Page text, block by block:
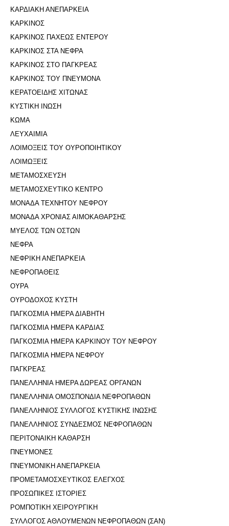
ΚΑΡΔΙΑΚΗ ΑΝΕΠΑΡΚΕΙΑ
ΚΑΡΚΙΝΟΣ
ΚΑΡΚΙΝΟΣ ΠΑΧΕΩΣ ΕΝΤΕΡΟΥ
ΚΑΡΚΙΝΟΣ ΣΤΑ ΝΕΦΡΑ
ΚΑΡΚΙΝΟΣ ΣΤΟ ΠΑΓΚΡΕΑΣ
ΚΑΡΚΙΝΟΣ ΤΟΥ ΠΝΕΥΜΟΝΑ
ΚΕΡΑΤΟΕΙΔΗΣ ΧΙΤΩΝΑΣ
ΚΥΣΤΙΚΗ ΙΝΩΣΗ
ΚΩΜΑ
ΛΕΥΧΑΙΜΙΑ
ΛΟΙΜΟΞΕΙΣ ΤΟΥ ΟΥΡΟΠΟΙΗΤΙΚΟΥ
ΛΟΙΜΩΞΕΙΣ
ΜΕΤΑΜΟΣΧΕΥΣΗ
ΜΕΤΑΜΟΣΧΕΥΤΙΚΟ ΚΕΝΤΡΟ
ΜΟΝΑΔΑ ΤΕΧΝΗΤΟΥ ΝΕΦΡΟΥ
ΜΟΝΑΔΑ ΧΡΟΝΙΑΣ ΑΙΜΟΚΑΘΑΡΣΗΣ
ΜΥΕΛΟΣ ΤΩΝ ΟΣΤΩΝ
ΝΕΦΡΑ
ΝΕΦΡΙΚΗ ΑΝΕΠΑΡΚΕΙΑ
ΝΕΦΡΟΠΑΘΕΙΣ
ΟΥΡΑ
ΟΥΡΟΔΟΧΟΣ ΚΥΣΤΗ
ΠΑΓΚΟΣΜΙΑ ΗΜΕΡΑ ΔΙΑΒΗΤΗ
ΠΑΓΚΟΣΜΙΑ ΗΜΕΡΑ ΚΑΡΔΙΑΣ
ΠΑΓΚΟΣΜΙΑ ΗΜΕΡΑ ΚΑΡΚΙΝΟΥ ΤΟΥ ΝΕΦΡΟΥ
ΠΑΓΚΟΣΜΙΑ ΗΜΕΡΑ ΝΕΦΡΟΥ
ΠΑΓΚΡΕΑΣ
ΠΑΝΕΛΛΗΝΙΑ ΗΜΕΡΑ ΔΩΡΕΑΣ ΟΡΓΑΝΩΝ
ΠΑΝΕΛΛΗΝΙΑ ΟΜΟΣΠΟΝΔΙΑ ΝΕΦΡΟΠΑΘΩΝ
ΠΑΝΕΛΛΗΝΙΟΣ ΣΥΛΛΟΓΟΣ ΚΥΣΤΙΚΗΣ ΙΝΩΣΗΣ
ΠΑΝΕΛΛΗΝΙΟΣ ΣΥΝΔΕΣΜΟΣ ΝΕΦΡΟΠΑΘΩΝ
ΠΕΡΙΤΟΝΑΙΚΗ ΚΑΘΑΡΣΗ
ΠΝΕΥΜΟΝΕΣ
ΠΝΕΥΜΟΝΙΚΗ ΑΝΕΠΑΡΚΕΙΑ
ΠΡΟΜΕΤΑΜΟΣΧΕΥΤΙΚΟΣ ΕΛΕΓΧΟΣ
ΠΡΟΣΩΠΙΚΕΣ ΙΣΤΟΡΙΕΣ
ΡΟΜΠΟΤΙΚΗ ΧΕΙΡΟΥΡΓΙΚΗ
ΣΥΛΛΟΓΟΣ ΑΘΛΟΥΜΕΝΩΝ ΝΕΦΡΟΠΑΘΩΝ (ΣΑΝ)